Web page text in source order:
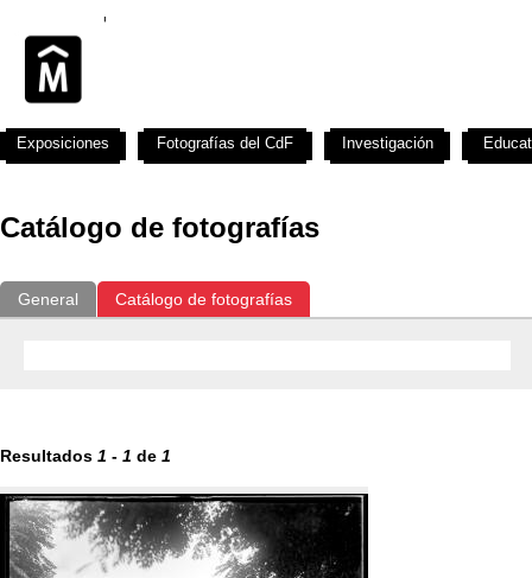
Catálogo de fotografías
General Catálogo de fotografías
Resultados 1 - 1 de 1
Exposiciones Fotografías del CdF Investigación